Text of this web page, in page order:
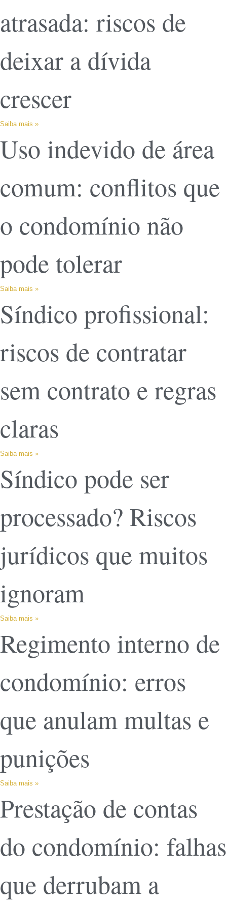
atrasada: riscos de
deixar a dívida
crescer
Saiba mais »
Uso indevido de área
comum: conflitos que
o condomínio não
pode tolerar
Saiba mais »
Síndico profissional:
riscos de contratar
sem contrato e regras
claras
Saiba mais »
Síndico pode ser
processado? Riscos
jurídicos que muitos
ignoram
Saiba mais »
Regimento interno de
condomínio: erros
que anulam multas e
punições
Saiba mais »
Prestação de contas
do condomínio: falhas
que derrubam a